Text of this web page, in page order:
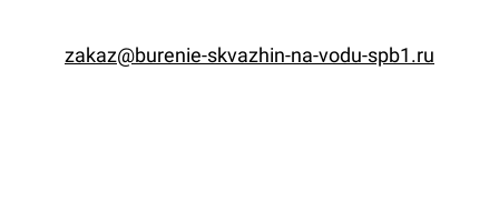
zakaz@burenie-skvazhin-na-vodu-spb1.ru